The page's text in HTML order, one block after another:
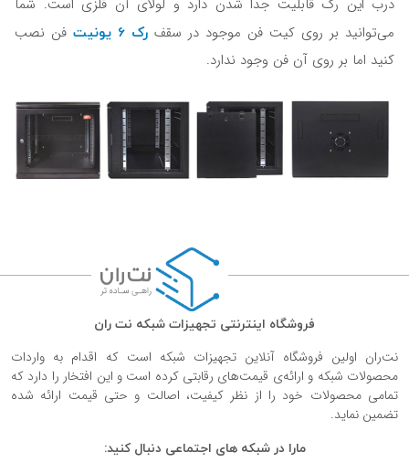
می‌توانید بر روی کیت فن موجود در سقفرک 6 یونیت
فن نصب
کنید اما بر روی آن فن وجود ندارد.
فروشگاه اینترنتی تجهیزات شبکه نت ران
نت‌ران اولین فروشگاه آنلاین تجهیزات شبکه است که اقدام به واردات
محصولات شبکه و ارائه‌ی قیمت‌های رقابتی کرده است و این افتخار را دارد که
تمامی محصولات خود را از نظر کیفیت، اصالت و حتی قیمت ارائه شده
تضمین نماید.
مارا در شبکه های اجتماعی دنبال کنید: